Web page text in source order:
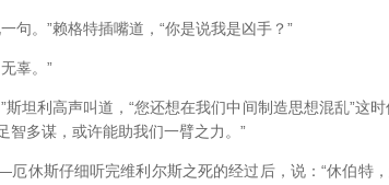
。”赖格特插嘴道，“你是说我是凶手？”
辜。”
坦利高声叫道，“您还想在我们中间制造思想混乱”这
智多谋，或许能助我们一臂之力。”
斯仔细听完维利尔斯之死的经过后，说：“休伯特，